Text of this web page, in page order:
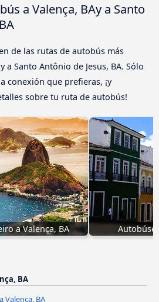
a Valença, BAy a Santo
de las rutas de autobús más
a Santo Antônio de Jesus, BA. Sólo
conexión que prefieras, ¡y
sobre tu ruta de autobús!
a Valença, BA
BA
Valença, BA